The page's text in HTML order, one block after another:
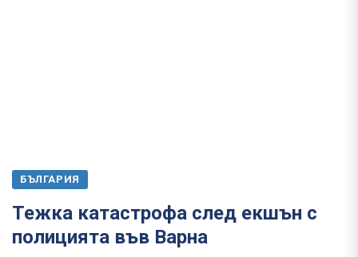
БЪЛГАРИЯ
Тежка катастрофа след екшън с
полицията във Варна